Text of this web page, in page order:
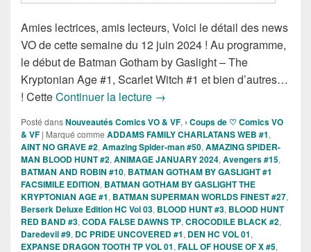
Amies lectrices, amis lecteurs, Voici le détail des news
VO de cette semaine du 12 juin 2024 ! Au programme,
le début de Batman Gotham by Gaslight – The
Kryptonian Age #1, Scarlet Witch #1 et bien d’autres…
! CetteContinuer la lecture Sorties des Comics VO de la
→
Posté dansNouveautés Comics VO & VF, › Coups de ♡ Comics VO
& VF | Marqué comme ADDAMS FAMILY CHARLATANS WEB #1,
AINT NO GRAVE #2, Amazing Spider-man #50, AMAZING SPIDER-
MAN BLOOD HUNT #2, ANIMAGE JANUARY 2024, Avengers #15,
BATMAN AND ROBIN #10, BATMAN GOTHAM BY GASLIGHT #1
FACSIMILE EDITION, BATMAN GOTHAM BY GASLIGHT THE
KRYPTONIAN AGE #1, BATMAN SUPERMAN WORLDS FINEST #27,
Berserk Deluxe Edition HC Vol 03, BLOOD HUNT #3, BLOOD HUNT
RED BAND #3, CODA FALSE DAWNS TP, CROCODILE BLACK #2,
Daredevil #9, DC PRIDE UNCOVERED #1, DEN HC VOL 01,
EXPANSE DRAGON TOOTH TP VOL 01, FALL OF HOUSE OF X #5,